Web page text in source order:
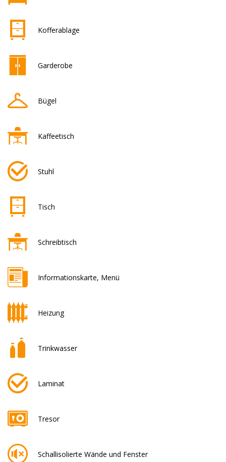
Kofferablage
Garderobe
Bügel
Kaffeetisch
Stuhl
Tisch
Schreibtisch
Informationskarte, Menü
Heizung
Trinkwasser
Laminat
Tresor
Schallisolierte Wände und Fenster